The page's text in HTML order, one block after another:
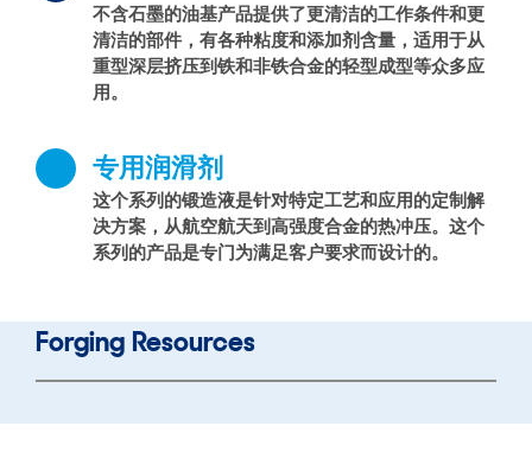
不含石墨的油基产品提供了更清洁的工作条件和更
清洁的部件，有各种粘度和添加剂含量，适用于从
重型深层挤压到铁和非铁合金的轻型成型等众多应
用。
专用润滑剂
这个系列的锻造液是针对特定工艺和应用的定制解
决方案，从航空航天到高强度合金的热冲压。这个
系列的产品是专门为满足客户要求而设计的。
Forging Resources